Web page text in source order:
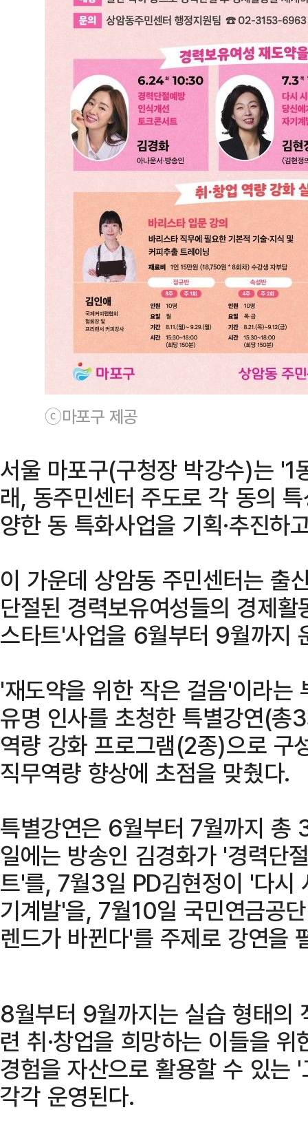
ⓒ마포구 제공
서울 마포구(구청장 박강수)는 '1
래, 동주민센터 주도로 각 동의
양한 동 특화사업을 기획·추진하
이 가운데 상암동 주민센터는 출
단절된 경력보유여성들의 경제
스타트'사업을 6월부터 9월까지
'재도약을 위한 작은 걸음'이라
유명 인사를 초청한 특별강연(
역량 강화 프로그램(2종)으로 구
직무역량 향상에 초점을 맞췄다.
특별강연은 6월부터 7월까지
일에는 방송인 김경화가 '경력단
트'를, 7월3일 PD김현정이 '다시
기계발'을, 7월10일 국민연금공
렌드가 바뀐다'를 주제로 강연을
8월부터 9월까지는 실습 형태의
련 취·창업을 희망하는 이들을
경험을 자산으로 활용할 수 있는
각각 운영된다.